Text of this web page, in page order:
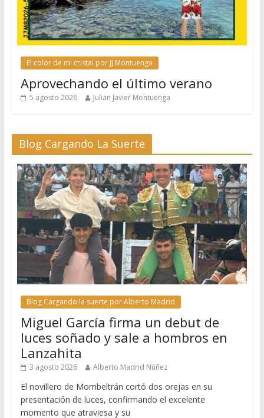
El color de mi cristal por JJ Montuenga
Aprovechando el último verano
5 agosto 2026 Julian Javier Montuenga
Blog Cargando La Suerte
Blog Cargando la suerte por Alberto Madrid
Miguel García firma un debut de
luces soñado y sale a hombros en
Lanzahita
3 agosto 2026 Alberto Madrid Núñez
El novillero de Mombeltrán cortó dos orejas en su
presentación de luces, confirmando el excelente
momento que atraviesa y su